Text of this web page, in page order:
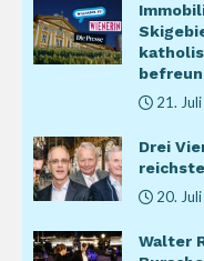
21.
Drei
20.
Walter